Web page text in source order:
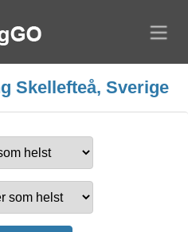
Skellefteå, Sverige